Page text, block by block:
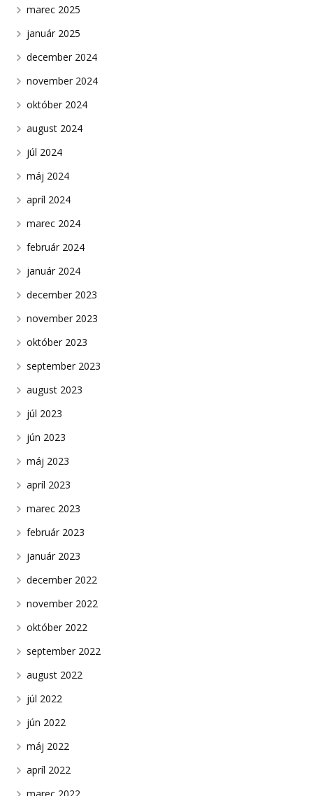
marec 2025
január 2025
december 2024
november 2024
október 2024
august 2024
júl 2024
máj 2024
apríl 2024
marec 2024
február 2024
január 2024
december 2023
november 2023
október 2023
september 2023
august 2023
júl 2023
jún 2023
máj 2023
apríl 2023
marec 2023
február 2023
január 2023
december 2022
november 2022
október 2022
september 2022
august 2022
júl 2022
jún 2022
máj 2022
apríl 2022